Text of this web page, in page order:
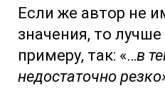
Если же автор не
значения, то
примеру, так: «…в
недостаточно